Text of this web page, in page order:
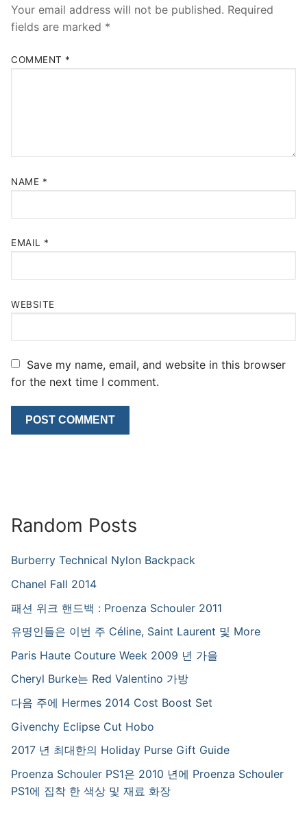
Your email address will not be published. Required
fields are marked *
COMMENT *
NAME *
EMAIL *
WEBSITE
Save my name, email, and website in this browser
for the next time I comment.
Random Posts
Burberry Technical Nylon Backpack
Chanel Fall 2014
패션 위크 핸드백 : Proenza Schouler 2011
유명인들은 이번 주 Céline, Saint Laurent 및 More
Paris Haute Couture Week 2009 년 가을
Cheryl Burke는 Red Valentino 가방
다음 주에 Hermes 2014 Cost Boost Set
Givenchy Eclipse Cut Hobo
2017 년 최대한의 Holiday Purse Gift Guide
Proenza Schouler PS1은 2010 년에 Proenza Schouler
PS1에 집착 한 색상 및 재료 화장